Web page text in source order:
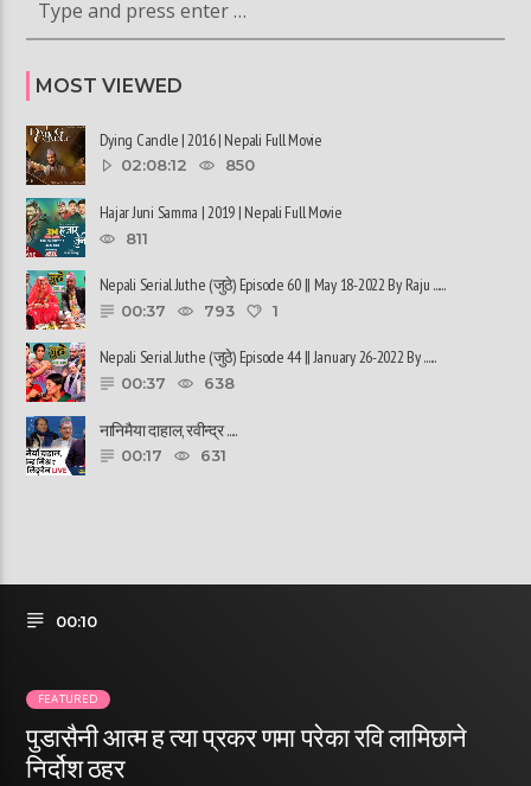
MOST VIEWED
Dying Candle | 2016 | Nepali Full Movie
02:08:12 850
Hajar Juni Samma | 2019 | Nepali Full Movie
811
Nepali Serial Juthe (जुठे) Episode 60 || May 18-2022 By Raju ......
00:37 793 1
Nepali Serial Juthe (जुठे) Episode 44 || January 26-2022 By ......
00:37 638
नानिमैया दाहाल, रवीन्द्र ......
00:17 631
00:10
FEATURED
पुडासैनी आत्म ह त्या प्रकर णमा परेका रवि लामिछाने
निर्दोश ठहर